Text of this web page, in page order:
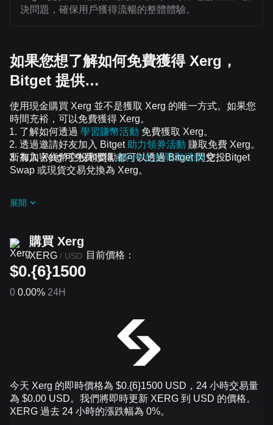
決問題，確保用戶獲得流暢的整體體驗。
如果您想了解如何免費獲得 Xerg，
Bitget 提供…
使用現金購買 Xerg 並不是獲取 Xerg 的唯一方式。如果您
時間充裕，可以免費獲得 Xerg。
了解如何透過 學習賺幣活動 免費獲取 Xerg。
透過邀請好友加入 Bitget 助力領券活動 賺取免費 Xerg。
加入 Xerg 可免費獲得進行中的挑戰和活動空投。
所有加密貨幣空投和獎勵都可以透過 Bitget 閃兌、Bitget
Swap 或現貨交易兌換為 Xerg。
展開
購買 Xerg
XERG / USD 目前價格：
$0.{6}1500
0 0.00% 24H
今天 Xerg 的即時價格為 $0.{​6}1500 USD，24 小時交易量
為 $0.00 USD。我們將即時更新 XERG 到 USD 的價格。
XERG 過去 24 小時的漲跌幅為 0%。